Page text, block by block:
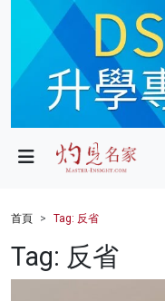
政局
財經
健康
首頁 Tag: 反省
Tag: 反省